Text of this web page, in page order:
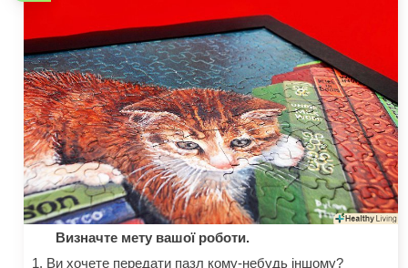
Визначте мету вашої роботи.
Ви хочете передати пазл кому-небудь іншому?